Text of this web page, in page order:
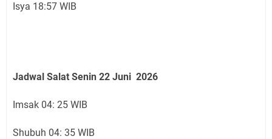
Isya 18:57 WIB
Jadwal Salat Senin 22 Juni 2026
Imsak 04: 25 WIB
Shubuh 04: 35 WIB